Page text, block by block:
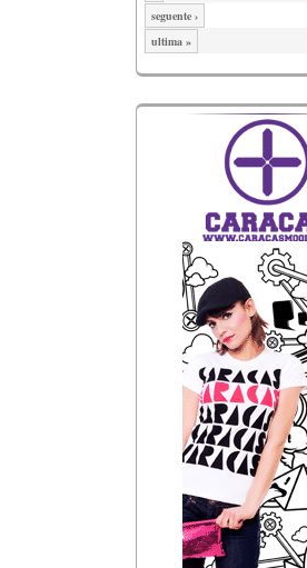
seguente ›
ultima »